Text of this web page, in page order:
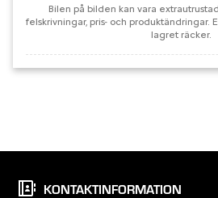
KONTAKTINFORMATION